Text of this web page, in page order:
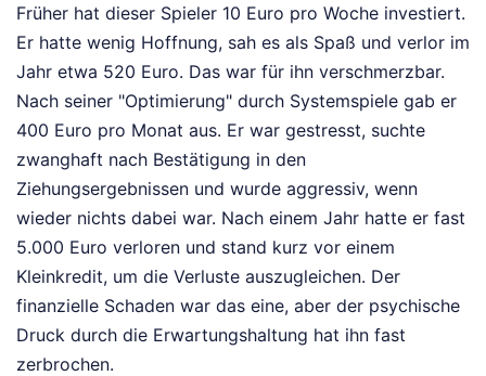
Früher hat dieser Spieler 10 Euro pro Woche investiert.
Er hatte wenig Hoffnung, sah es als Spaß und verlor im
Jahr etwa 520 Euro. Das war für ihn verschmerzbar.
Nach seiner "Optimierung" durch Systemspiele gab er
400 Euro pro Monat aus. Er war gestresst, suchte
zwanghaft nach Bestätigung in den
Ziehungsergebnissen und wurde aggressiv, wenn
wieder nichts dabei war. Nach einem Jahr hatte er fast
5.000 Euro verloren und stand kurz vor einem
Kleinkredit, um die Verluste auszugleichen. Der
finanzielle Schaden war das eine, aber der psychische
Druck durch die Erwartungshaltung hat ihn fast
zerbrochen.